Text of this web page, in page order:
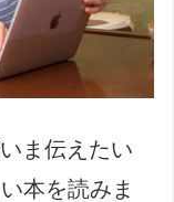
ま伝えたい
本を読みま